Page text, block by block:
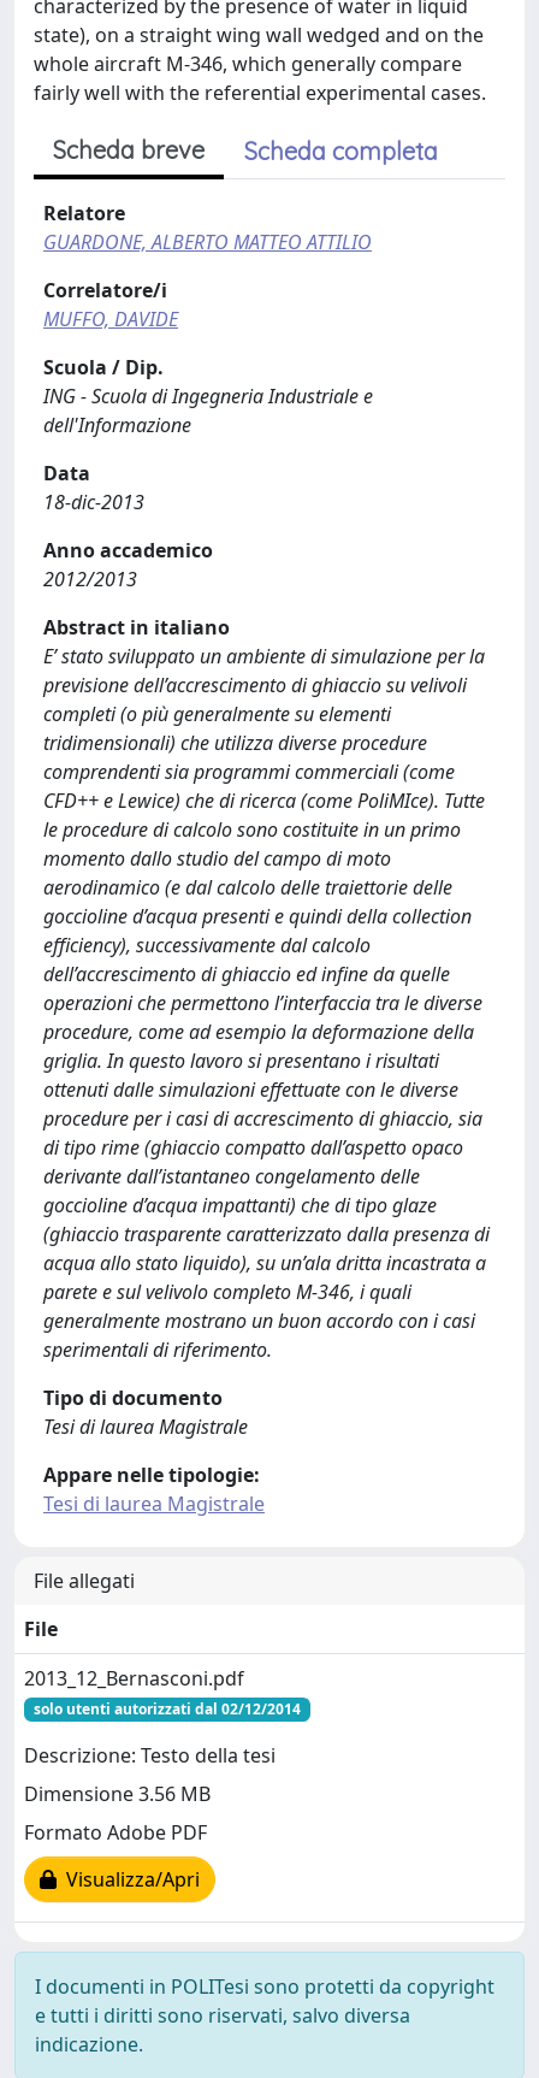
characterized by the presence of water in liquid
state), on a straight wing wall wedged and on the
whole aircraft M-346, which generally compare
fairly well with the referential experimental cases.
Scheda breve Scheda completa
Relatore
GUARDONE, ALBERTO MATTEO ATTILIO
Correlatore/i
MUFFO, DAVIDE
Scuola / Dip.
ING - Scuola di Ingegneria Industriale e
dell'Informazione
Data
18-dic-2013
Anno accademico
2012/2013
Abstract in italiano
E’ stato sviluppato un ambiente di simulazione per la
previsione dell’accrescimento di ghiaccio su velivoli
completi (o più generalmente su elementi
tridimensionali) che utilizza diverse procedure
comprendenti sia programmi commerciali (come
CFD++ e Lewice) che di ricerca (come PoliMIce). Tutte
le procedure di calcolo sono costituite in un primo
momento dallo studio del campo di moto
aerodinamico (e dal calcolo delle traiettorie delle
goccioline d’acqua presenti e quindi della collection
efficiency), successivamente dal calcolo
dell’accrescimento di ghiaccio ed infine da quelle
operazioni che permettono l’interfaccia tra le diverse
procedure, come ad esempio la deformazione della
griglia. In questo lavoro si presentano i risultati
ottenuti dalle simulazioni effettuate con le diverse
procedure per i casi di accrescimento di ghiaccio, sia
di tipo rime (ghiaccio compatto dall’aspetto opaco
derivante dall’istantaneo congelamento delle
goccioline d’acqua impattanti) che di tipo glaze
(ghiaccio trasparente caratterizzato dalla presenza di
acqua allo stato liquido), su un’ala dritta incastrata a
parete e sul velivolo completo M-346, i quali
generalmente mostrano un buon accordo con i casi
sperimentali di riferimento.
Tipo di documento
Tesi di laurea Magistrale
Appare nelle tipologie:
Tesi di laurea Magistrale
File allegati
File
2013_12_Bernasconi.pdf
solo utenti autorizzati dal 02/12/2014
Descrizione: Testo della tesi
Dimensione 3.56 MB
Formato Adobe PDF
Visualizza/Apri
I documenti in POLITesi sono protetti da copyright
e tutti i diritti sono riservati, salvo diversa
indicazione.